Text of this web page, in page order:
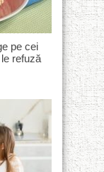
pe cei
refuză